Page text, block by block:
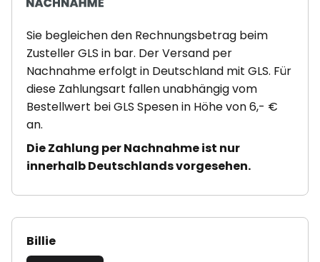
Sie begleichen den Rechnungsbetrag beim
Zusteller GLS in bar. Der Versand per
Nachnahme erfolgt in Deutschland mit GLS. Für
diese Zahlungsart fallen unabhängig vom
Bestellwert bei GLS Spesen in Höhe von 6,- €
an.
Die Zahlung per Nachnahme ist nur
innerhalb Deutschlands vorgesehen.
Billie